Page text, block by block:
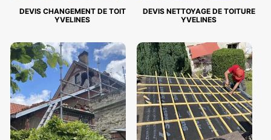
DEVIS CHANGEMENT DE TOIT
YVELINES
DEVIS NETTOYAGE DE TOITURE
YVELINES